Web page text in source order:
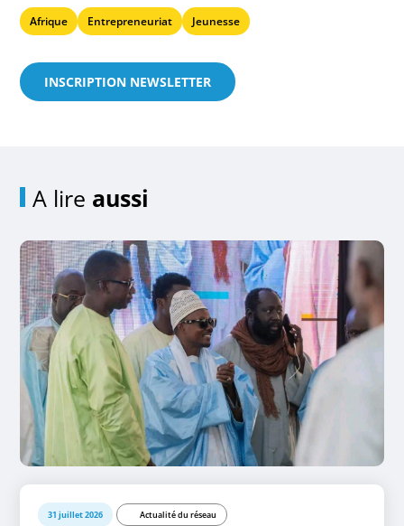
Afrique Entrepreneuriat Jeunesse
INSCRIPTION NEWSLETTER
A lire aussi
31 juillet 2026 Actualité du réseau